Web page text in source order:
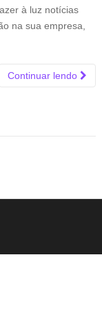
à luz notícias
na sua empresa,
Continuar lendo